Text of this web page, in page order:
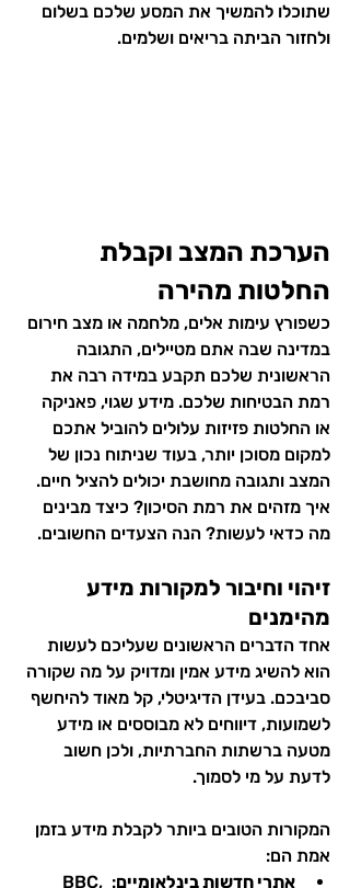
שתוכלו להמשיך את המסע שלכם בשלום
ולחזור הביתה בריאים ושלמים.
הערכת המצב וקבלת
החלטות מהירה
כשפורץ עימות אלים, מלחמה או מצב חירום
במדינה שבה אתם מטיילים, התגובה
הראשונית שלכם תקבע במידה רבה את
רמת הבטיחות שלכם. מידע שגוי, פאניקה
או החלטות פזיזות עלולים להוביל אתכם
למקום מסוכן יותר, בעוד שניתוח נכון של
המצב ותגובה מחושבת יכולים להציל חיים.
איך מזהים את רמת הסיכון? כיצד מבינים
מה כדאי לעשות? הנה הצעדים החשובים.
זיהוי וחיבור למקורות מידע
מהימנים
אחד הדברים הראשונים שעליכם לעשות
הוא להשיג מידע אמין ומדויק על מה שקורה
סביבכם. בעידן הדיגיטלי, קל מאוד להיחשף
לשמועות, דיווחים לא מבוססים או מידע
מטעה ברשתות החברתיות, ולכן חשוב
לדעת על מי לסמוך.
המקורות הטובים ביותר לקבלת מידע בזמן
אמת הם:
אתרי חדשות בינלאומיים
: BBC,